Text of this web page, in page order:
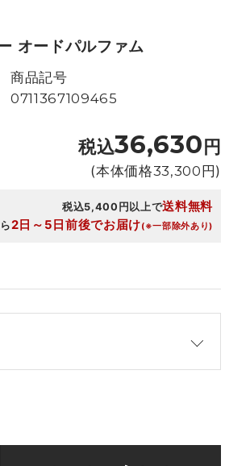
オードパルファム
商品記号
0711367109465
税込36,630 円
(本体価格33,300円)
税込5,400円以上で送料無料
2日～5日前後でお届け(※一部除外あり)